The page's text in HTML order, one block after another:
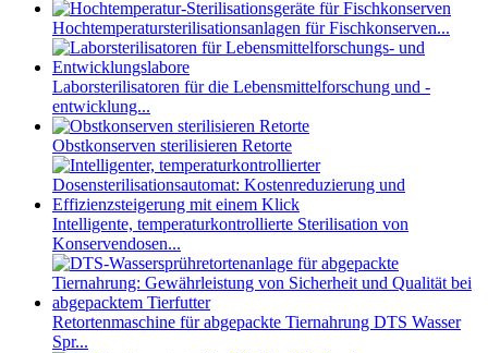
Hochtemperatursterilisationsanlagen für Fischkonserven...
Laborsterilisatoren für die Lebensmittelforschung und -
entwicklung...
Obstkonserven sterilisieren Retorte
Intelligente, temperaturkontrollierte Sterilisation von
Konservendosen...
Retortenmaschine für abgepackte Tiernahrung DTS Wasser
Spr...